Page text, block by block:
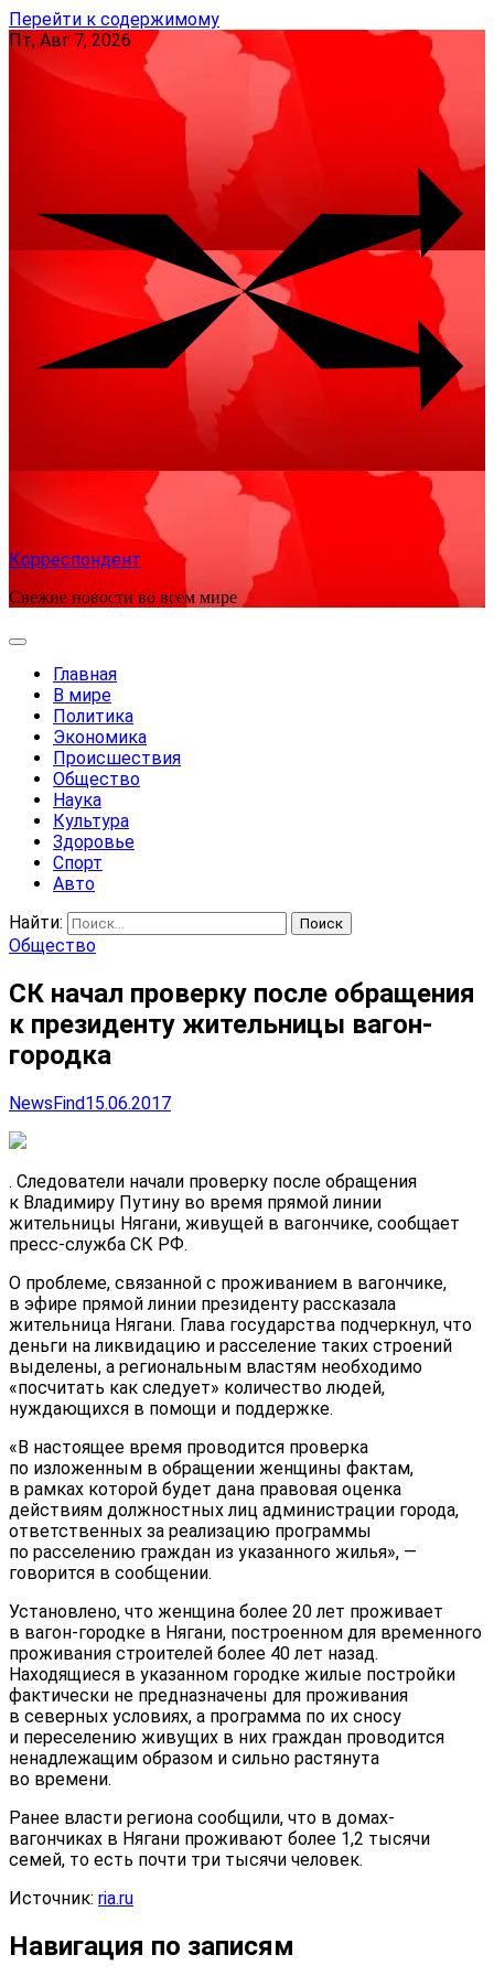
Перейти к содержимому
Пт, Авг 7, 2026
Корреспондент
Свежие новости во всем мире
Главная
В мире
Политика
Экономика
Происшествия
Общество
Наука
Культура
Здоровье
Спорт
Авто
Найти:
Общество
СК начал проверку после обращения
к президенту жительницы вагон-
городка
NewsFind15.06.2017
. Следователи начали проверку после обращения
к Владимиру Путину во время прямой линии
жительницы Нягани, живущей в вагончике, сообщает
пресс-служба СК РФ.
О проблеме, связанной с проживанием в вагончике,
в эфире прямой линии президенту рассказала
жительница Нягани. Глава государства подчеркнул, что
деньги на ликвидацию и расселение таких строений
выделены, а региональным властям необходимо
«посчитать как следует» количество людей,
нуждающихся в помощи и поддержке.
«В настоящее время проводится проверка
по изложенным в обращении женщины фактам,
в рамках которой будет дана правовая оценка
действиям должностных лиц администрации города,
ответственных за реализацию программы
по расселению граждан из указанного жилья», —
говорится в сообщении.
Установлено, что женщина более 20 лет проживает
в вагон-городке в Нягани, построенном для временного
проживания строителей более 40 лет назад.
Находящиеся в указанном городке жилые постройки
фактически не предназначены для проживания
в северных условиях, а программа по их сносу
и переселению живущих в них граждан проводится
ненадлежащим образом и сильно растянута
во времени.
Ранее власти региона сообщили, что в домах-
вагончиках в Нягани проживают более 1,2 тысячи
семей, то есть почти три тысячи человек.
Источник: ria.ru
Навигация по записям